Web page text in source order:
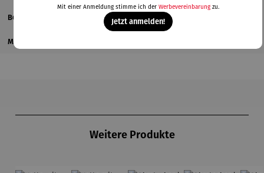
Bewertungen
Magazinbeitrag
Weitere Produkte
Mit einer Anmeldung stimme ich der Werbevereinbarungzu.
Jetzt anmelden!